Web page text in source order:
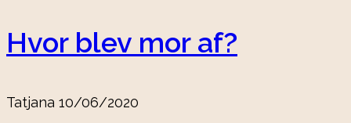
Hvor blev mor af?
Tatjana 10/06/2020